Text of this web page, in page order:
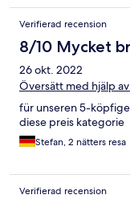
Zimmer schlafen, wo
Verifierad recension
8/10 Mycket
26 okt. 2022
Översätt med hjälp
für unseren 5-
diese preis kategorie
Stefan, 2 nätters resa
Verifierad recension